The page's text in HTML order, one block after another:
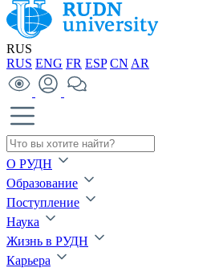
RUS
RUS ENG FR ESP CN AR
О РУДН
Образование
Поступление
Наука
Жизнь в РУДН
Карьера